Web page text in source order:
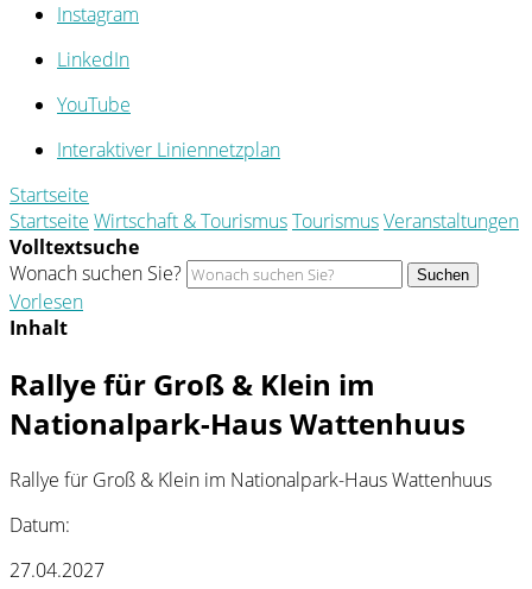
Instagram
LinkedIn
YouTube
Interaktiver Liniennetzplan
Startseite
Startseite Wirtschaft & TourismusTourismusVeranstaltungen
Volltextsuche
Wonach suchen Sie?
Suchen
Vorlesen
Inhalt
Rallye für Groß & Klein im
Nationalpark-Haus Wattenhuus
Rallye für Groß & Klein im Nationalpark-Haus Wattenhuus
Datum:
27.04.2027